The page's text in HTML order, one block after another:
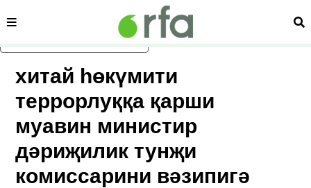
асаслиқ мәзмунға атлаң
сәһипә
хитай һөкүмити
террорлуққа қарши
муавин министир
дәриҗилик тунҗи
комиссарини вәзипигә